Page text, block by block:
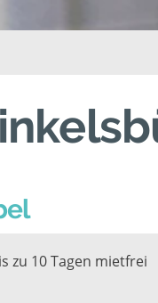
zu 10 Tagen mietfrei